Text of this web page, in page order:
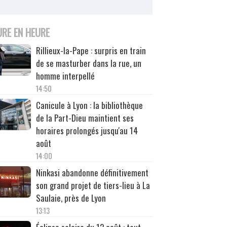
EN HEURE
Rillieux-la-Pape : surpris en train
de se masturber dans la rue, un
homme interpellé
14:50
Canicule à Lyon : la bibliothèque
de la Part-Dieu maintient ses
horaires prolongés jusqu'au 14
août
14:00
Ninkasi abandonne définitivement
son grand projet de tiers-lieu à La
Saulaie, près de Lyon
13:13